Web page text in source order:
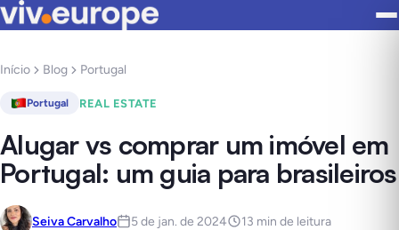
Início Blog Portugal
Portugal REAL ESTATE
Alugar vs comprar um imóvel em
Portugal: um guia para brasileiros
Seiva Carvalho 5 de jan. de 2024 13 min de leitura